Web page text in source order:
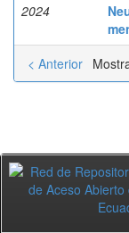
2024
< Anterior